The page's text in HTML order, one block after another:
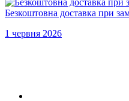
Безкоштовна доставка при
1 червня 2026